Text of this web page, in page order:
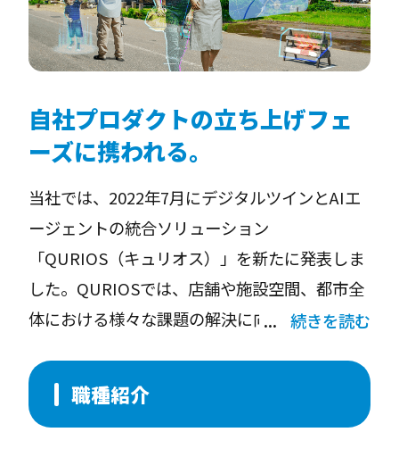
自社プロダクトの立ち上げフェ
ーズに携われる。
当社では、2022年7月にデジタルツインとAIエ
ージェントの統合ソリューション
「QURIOS（キュリオス）」を新たに発表しま
した。QURIOSでは、店舗や施設空間、都市全
体における様々な課題の解決に向けて、XRやAI
り、あらゆる空間の体験設計をコンサルティン
グから開発・実装までワンストップで提供いた
続きを読む
職種紹介